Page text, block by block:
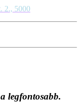
2., 5000
legfontosabb.